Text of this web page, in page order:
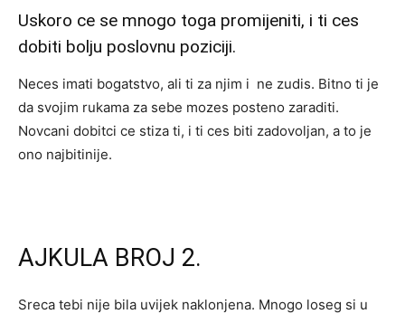
Uskoro ce se mnogo toga promijeniti, i ti ces
dobiti bolju poslovnu poziciji.
Neces imati bogatstvo, ali ti za njim i ne zudis. Bitno ti je
da svojim rukama za sebe mozes posteno zaraditi.
Novcani dobitci ce stiza ti, i ti ces biti zadovoljan, a to je
ono najbitinije.
AJKULA BROJ 2.
Sreca tebi nije bila uvijek naklonjena. Mnogo loseg si u